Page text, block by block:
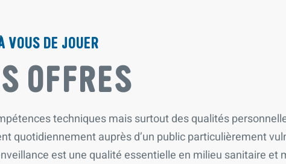
VOUS DE JOUER
OFFRES
techniques mais surtout des qualités
quotidiennement auprès d’un public particulièrement
est une qualité essentielle en milieu sanitaire et